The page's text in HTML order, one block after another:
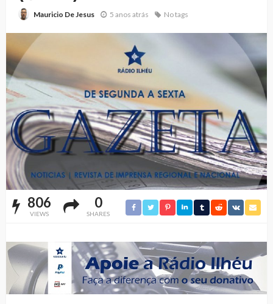
Mauricio De Jesus 5 anos atrás No tags
806
VIEWS
0
SHARES